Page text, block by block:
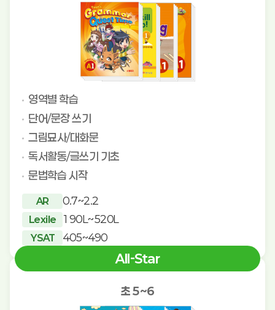
영역별 학습
단어/문장 쓰기
그림묘사/대화문
독서활동/글쓰기 기초
문법학습 시작
AR 0.7~2.2
Lexile 190L~520L
YSAT 405~490
All-Star
초 5~6